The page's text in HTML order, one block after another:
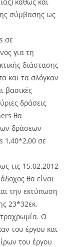
σύμβασης ως
σε
για τη
διάστασης
και τα σλόγκαν
βασικές
δράσεις
θα
δράσεων
1,40*2,00 σε
τις 15.02.2012
θα είναι
την εκτύπωση
23*32εκ.
Ο
του έργου και
του έργου